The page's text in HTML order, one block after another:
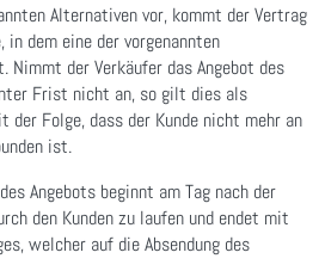
Alternativen vor, kommt der Vertrag
dem eine der vorgenannten
der Verkäufer das Angebot des
Frist nicht an, so gilt dies als
der Folge, dass der Kunde nicht mehr an
ist.
Angebots beginnt am Tag nach der
den Kunden zu laufen und endet mit
welcher auf die Absendung des